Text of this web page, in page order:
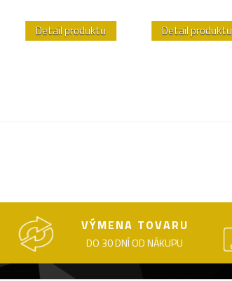
Detail produktu Detail produktu
VÝMENA TOVARU
DO 30 DNÍ OD NÁKUPU